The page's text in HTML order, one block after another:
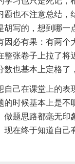
题也不注意总结，
胡写的，想到哪一
因必有果：有两个
整张卷子上拉了将
也基本上定格了
自己在课堂上的
的时候基本上是不
做题思路都毫无印
现在终于知道自己